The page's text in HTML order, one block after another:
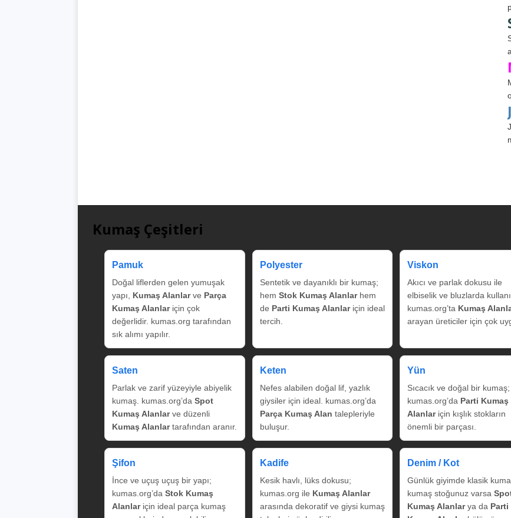
Kumaş Çeşitleri
Pamuk
Doğal liflerden gelen yumuşak
yapı, Kumaş Alanlarve Parça
Kumaş Alanlariçin çok
değerlidir. kumas.org tarafından
sık alımı yapılır.
Polyester
Sentetik ve dayanıklı bir kumaş;
hem Stok Kumaş Alanlarhem
de Parti Kumaş Alanlariçin ideal
tercih.
Viskon
Akıcı ve parlak dokusu ile
elbiselik ve bluzlarda
kumas.org’ta Kumaş
arayan üreticiler için çok
Saten
Parlak ve zarif yüzeyiyle abiyelik
kumaş. kumas.org’da Spot
Kumaş Alanlarve düzenli
Kumaş Alanlartarafından aranır.
Keten
Nefes alabilen doğal lif, yazlık
giysiler için ideal. kumas.org’da
Parça Kumaş Alan talepleriyle
buluşur.
Yün
Sıcacık ve doğal bir kumaş;
kumas.org’da Parti Kumaş
Alanlariçin kışlık stokların
önemli bir parçası.
Şifon
İnce ve uçuş uçuş bir yapı;
kumas.org’da Stok Kumaş
Alanlariçin ideal parça kumaş
Kadife
Kesik havlı, lüks dokusu;
kumas.org ile Kumaş Alanlar
arasında dekoratif ve giysi kumaş
Denim / Kot
Günlük giyimde klasik
kumaş stoğunuz varsa
Kumaş Alanlarya da Parti